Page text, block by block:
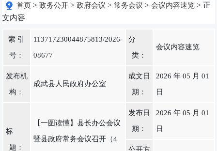
首页 >政务公开 >政府会议 >常务会议 >会议内容速览 > 正
文内容
索 引
号：
113717230044875813/2026-
08677
分
类：
会议内容速览
发布机
构：
成武县人民政府办公室
成文日
期：
2026 年 05 月 01
日
标
题：
【一图读懂】县长办公会议
暨县政府常务会议召开（4
发布日
期：
2026 年 05 月 01
日
公开方